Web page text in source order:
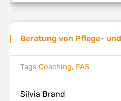
Beratung von Pflege-
Tags Coaching, FAS
Silvia Brand